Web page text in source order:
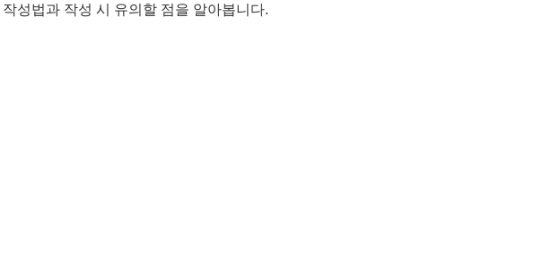
성법과 작성 시 유의할 점을 알아봅니다.